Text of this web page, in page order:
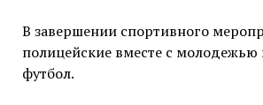
В завершении спортивного
полицейские вместе с молодежью
футбол.